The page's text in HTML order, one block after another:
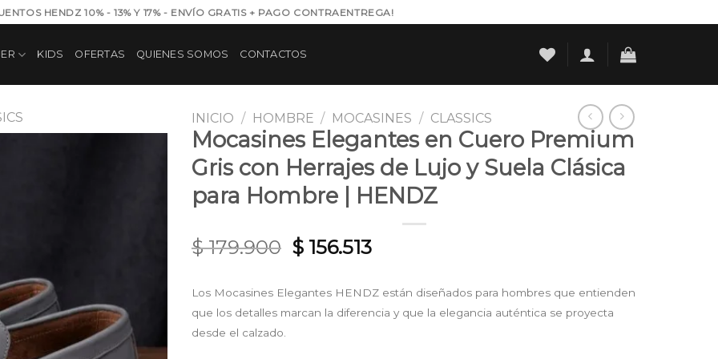
HENDZ 10% - 13% Y 17% - ENVÍO GRATIS + PAGO CONTRAENTREGA!
KIDS OFERTAS QUIENES SOMOS CONTACTOS
INICIO / HOMBRE / MOCASINES / CLASSICS
Mocasines Elegantes en Cuero Premium
Gris con Herrajes de Lujo y Suela Clásica
para Hombre | HENDZ
$179.900 Original
was:
$ 179.900.
$ 156.513Current
is:
$ 156.513.
Los Mocasines Elegantes HENDZ están diseñados para hombres que entienden
que los detalles marcan la diferencia y que la elegancia auténtica se proyecta
desde el calzado.